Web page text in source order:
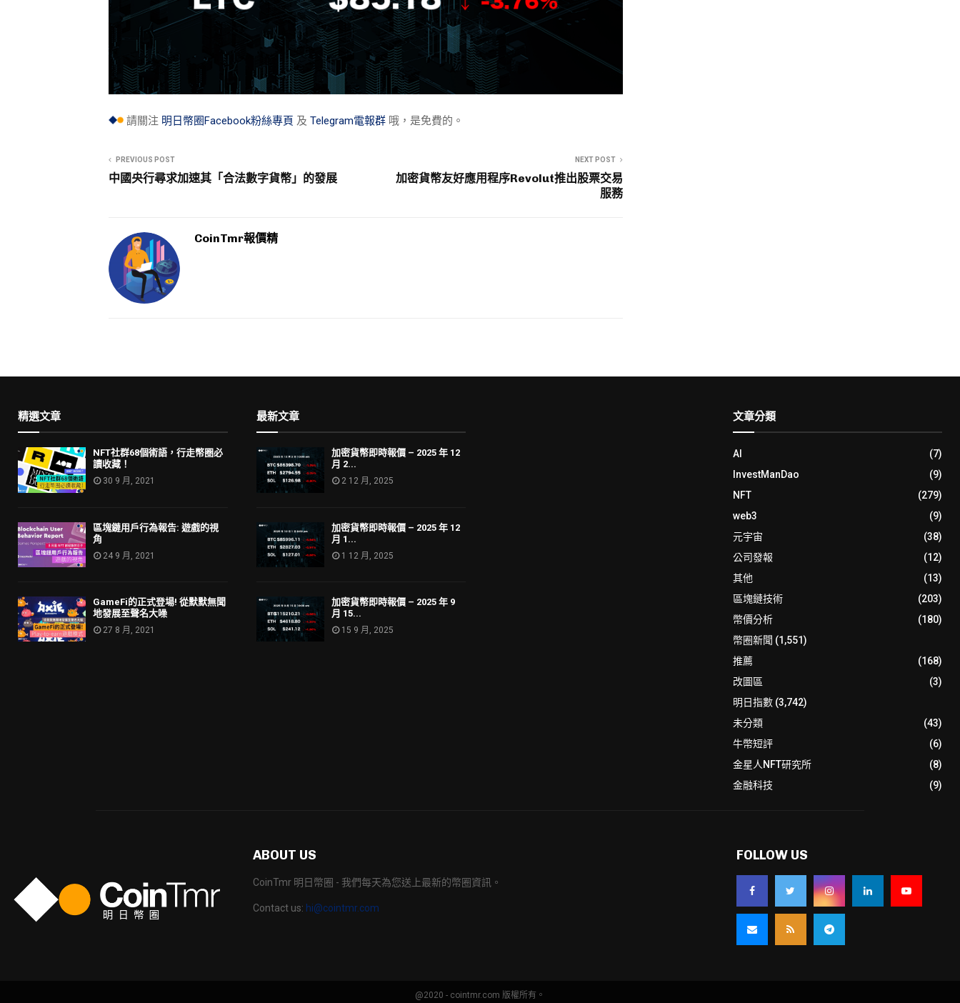
請關注 明日幣圈Facebook粉絲專頁 及 Telegram電報群 哦，是免費的。
PREVIOUS POST
中國央行尋求加速其「合法數字貨幣」的發展
NEXT POST
加密貨幣友好應用程序Revolut推出股票交易
服務
CoinTmr報價精
精選文章
NFT社群68個術語，行走幣圈必
讀收藏！
30 9 月, 2021
區塊鏈用戶行為報告: 遊戲的視
角
24 9 月, 2021
GameFi的正式登場! 從默默無聞
地發展至聲名大噪
27 8 月, 2021
最新文章
加密貨幣即時報價 – 2025 年 12
月 2...
2 12 月, 2025
加密貨幣即時報價 – 2025 年 12
月 1...
1 12 月, 2025
加密貨幣即時報價 – 2025 年 9
月 15...
15 9 月, 2025
文章分類
AI
(7)
InvestManDao
(9)
NFT
(279)
web3
(9)
元宇宙
(38)
公司發報
(12)
其他
(13)
區塊鏈技術
(203)
幣價分析
(180)
幣圈新聞 (1,551)
推薦
(168)
改圖區
(3)
明日指數(3,742)
未分類
(43)
牛幣短評
(6)
金星人NFT研究所
(8)
金融科技
(9)
ABOUT US
CoinTmr 明日幣圈 - 我們每天為您送上最新的幣圈資訊。
Contact us: hi@cointmr.com
FOLLOW US
@2020 - cointmr.com 版權所有。